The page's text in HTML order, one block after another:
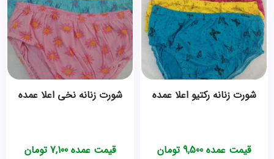
شورت زنانه رکتیو اعلا عمده
قیمت عمده9,500 تومان
شورت زنانه نخی اعلا عمده
قیمت عمده7,100 تومان